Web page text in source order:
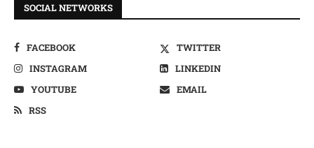
SOCIAL NETWORKS
FACEBOOK
TWITTER
INSTAGRAM
LINKEDIN
YOUTUBE
EMAIL
RSS